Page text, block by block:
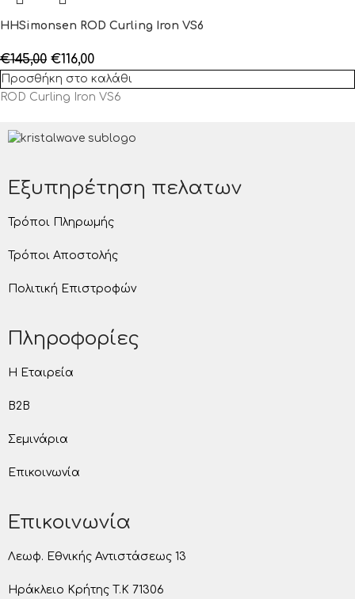
HHSimonsen ROD Curling Iron VS6
€145,00 €116,00
Προσθήκη στο καλάθι
ROD Curling Iron VS6
Εξυπηρέτηση πελατων
Τρόποι Πληρωμής
Τρόποι Αποστολής
Πολιτική Επιστροφών
Πληροφορίες
Η Εταιρεία
B2B
Σεμινάρια
Επικοινωνία
Επικοινωνία
Λεωφ. Εθνικής Αντιστάσεως 13
Ηράκλειο Κρήτης T.K 71306